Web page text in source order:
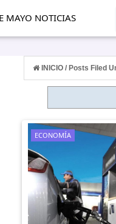
MAYO NOTICIAS
INICIO / Posts Filed
ECONOMÍA